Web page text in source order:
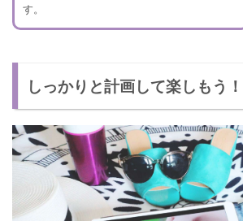
す。
しっかりと計画して楽しもう！